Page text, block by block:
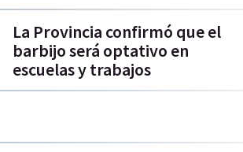
La Provincia confirmó que el
barbijo será optativo en
escuelas y trabajos